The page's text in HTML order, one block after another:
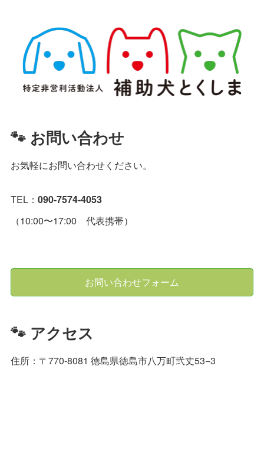
🐾 お問い合わせ
お気軽にお問い合わせください。
TEL：090-7574-4053
（10:00〜17:00 代表携帯）
お問い合わせフォーム
🐾 アクセス
住所：〒770-8081 徳島県徳島市八万町弐丈53−3